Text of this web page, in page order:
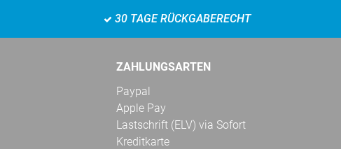
30 TAGE RÜCKGABERECHT
ZAHLUNGSARTEN
Paypal
Apple Pay
Lastschrift (ELV) via Sofort
Kreditkarte